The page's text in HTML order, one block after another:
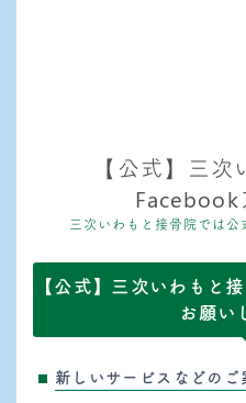
【公式】三
Facebook
三次いわもと接骨院では公
【公式】三次いわもと
お願い
新しいサービスなどのご